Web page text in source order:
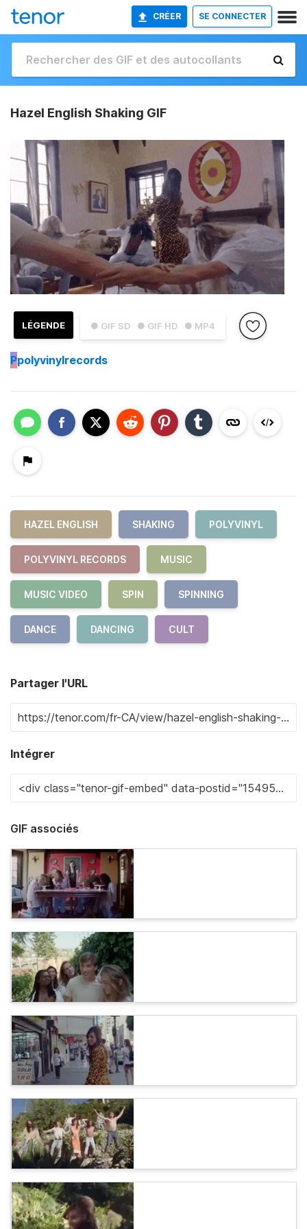
CRÉER SE CONNECTER
Hazel English Shaking GIF
● GIF SD ● GIF HD ● MP4
LÉGENDE
Ppolyvinylrecords
HAZEL ENGLISH SHAKING POLYVINYL
POLYVINYL RECORDS MUSIC
MUSIC VIDEO SPIN SPINNING
DANCE DANCING CULT
Partager l'URL
Intégrer
GIF associés